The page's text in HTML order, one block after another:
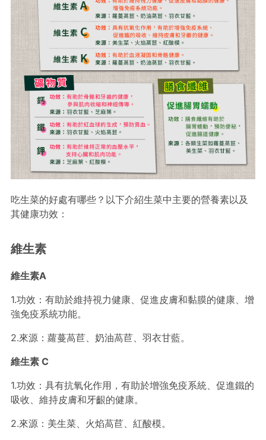
吃生菜的好處有哪些？以下介紹生菜中主要的營養素以及
其健康功效：
維生素
維生素A
1.功效：有助於維持視力健康、促進皮膚和黏膜的健康、增
強免疫系統功能。
2.來源：蘿蔓萵苣、奶油萵苣、羽衣甘藍。
維生素 C
1.功效：具有抗氧化作用，有助於增強免疫系統、促進鐵的
吸收、維持皮膚和牙齦的健康。
2.來源：美生菜、火焰萵苣、紅酸模。